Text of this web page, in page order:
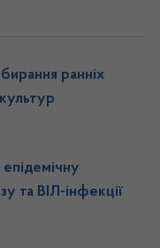
ранніх
та ВІЛ-інфекції